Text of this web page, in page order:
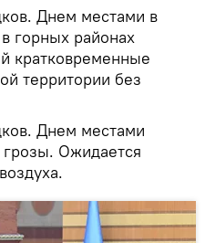
Днем местами в
горных районах
кратковременные
территории без
Днем местами
Ожидается